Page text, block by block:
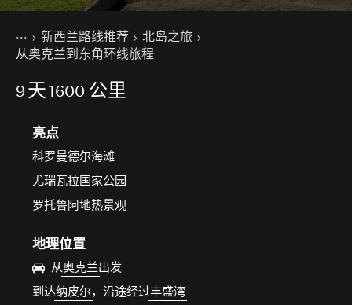
你的位置
主页
新西兰路线推荐
北岛之旅
从奥克兰到东角环线旅程
9天1600 公里
亮点
科罗曼德尔海滩
尤瑞瓦拉国家公园
罗托鲁阿地热景观
地理位置
从奥克兰出发
到达纳皮尔，沿途经过丰盛湾